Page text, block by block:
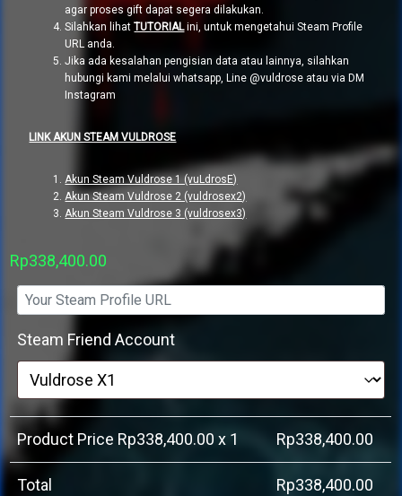
agar proses gift dapat segera dilakukan.
Silahkan lihatTUTORIALini, untuk mengetahui Steam Profile
URL anda.
Jika ada kesalahan pengisian data atau lainnya, silahkan
hubungi kami melalui whatsapp, Line @vuldrose atau via DM
Instagram
LINK AKUN STEAM VULDROSE
Akun Steam Vuldrose 1 (vuLdrosE)
Akun Steam Vuldrose 2 (vuldrosex2)
Akun Steam Vuldrose 3 (vuldrosex3)
Rp338,400.00
Steam Friend Account
Product Price Rp338,400.00 x 1 Rp338,400.00
Total Rp338,400.00